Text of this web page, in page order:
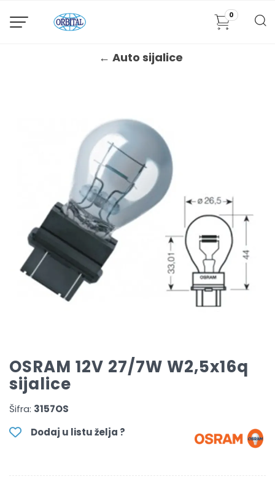
0
← Auto sijalice
OSRAM 12V 27/7W W2,5x16q
sijalice
Šifra: 3157OS
Dodaj u listu želja ?